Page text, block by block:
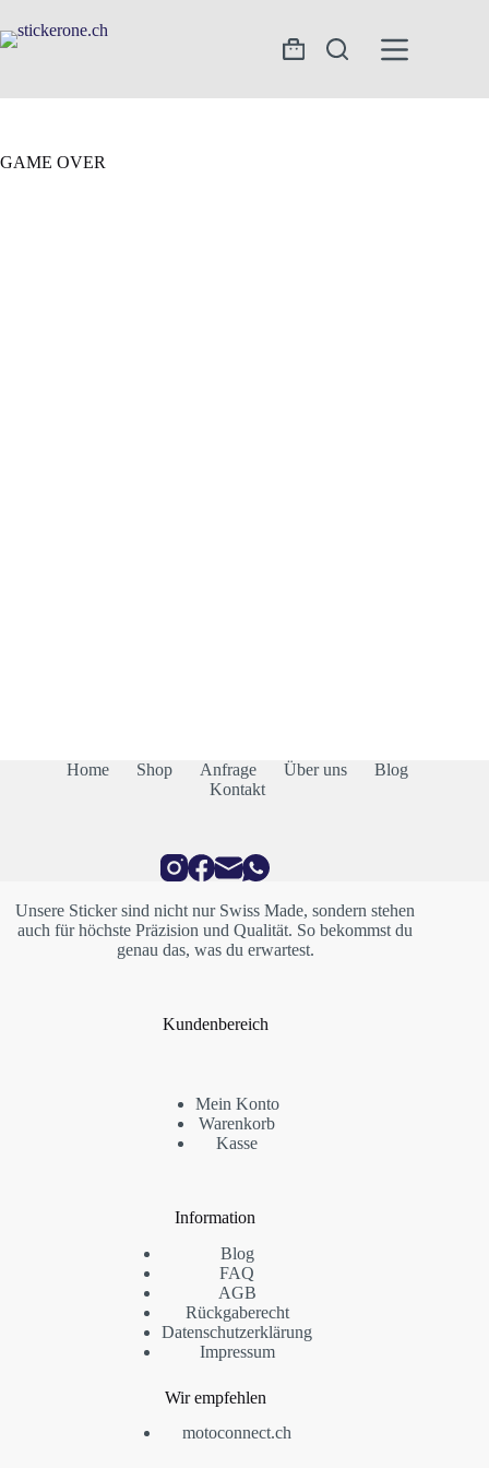
Inhalt
springen
Warenkorb
GAME OVER
Home Shop Anfrage Über uns
Blog
Kontakt
Unsere Sticker sind nicht nur Swiss Made, sondern stehen
auch für höchste Präzision und Qualität. So bekommst du
genau das, was du erwartest.
Kundenbereich
Mein Konto
Warenkorb
Kasse
Information
Blog
FAQ
AGB
Rückgaberecht
Datenschutzerklärung
Impressum
Wir empfehlen
motoconnect.ch